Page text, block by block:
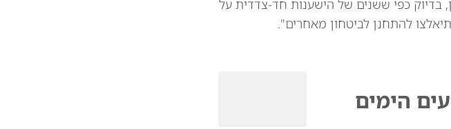
בדיוק כפי ששנים של הישענות חד-צדדית על
להתחנן לביטחון מאחרים".
הימים